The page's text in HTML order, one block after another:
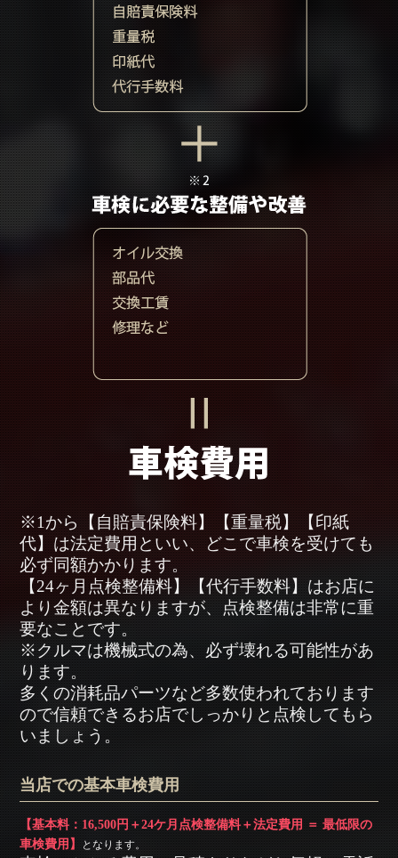
※1から【自賠責保険料】【重量税】【印紙
代】は法定費用といい、どこで車検を受けても
必ず同額かかります。
【24ヶ月点検整備料】【代行手数料】はお店に
より金額は異なりますが、点検整備は非常に重
要なことです。
※クルマは機械式の為、必ず壊れる可能性があ
ります。
多くの消耗品パーツなど多数使われております
ので信頼できるお店でしっかりと点検してもら
いましょう。
当店での基本車検費用
【基本料：16,500円＋24ケ月点検整備料＋法定費用 ＝ 最低限の
車検費用】
となります。